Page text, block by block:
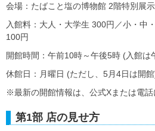
会場：たばこと塩の博物館 2階特別展
入館料：大人・大学生 300円／小・中
100円
開館時間：午前10時～午後5時 (入館は
休館日：月曜日 (ただし、5月4日は開
※最新の開館情報は、公式Xまたは電話
第1部 店の見せ方